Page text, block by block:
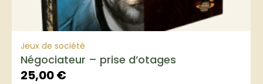
Jeux de société
Négociateur – prise d’otages
25,00€